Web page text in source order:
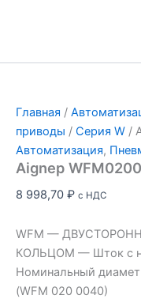
Главная /
приводы / Серия W /
Автоматизация,
Aignep
8 998,70 ₽ с НДС
WFM —
КОЛЬЦОМ — Шток с
Номинальный
(WFM 020 0040)